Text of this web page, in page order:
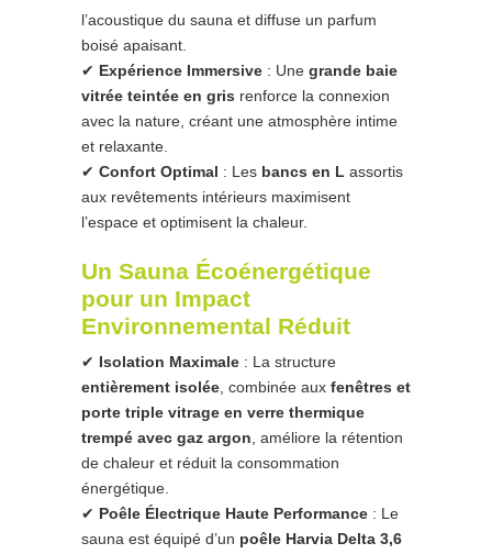
l’acoustique du sauna et diffuse un parfum
boisé apaisant.
✔ Expérience Immersive : Une grande baie
vitrée teintée en gris renforce la connexion
avec la nature, créant une atmosphère intime
et relaxante.
✔ Confort Optimal : Les bancs en L assortis
aux revêtements intérieurs maximisent
l’espace et optimisent la chaleur.
Un Sauna Écoénergétique
pour un Impact
Environnemental Réduit
✔ Isolation Maximale : La structure
entièrement isolée, combinée aux fenêtres et
porte triple vitrage en verre thermique
trempé avec gaz argon, améliore la rétention
de chaleur et réduit la consommation
énergétique.
✔ Poêle Électrique Haute Performance : Le
sauna est équipé d’un poêle Harvia Delta 3,6